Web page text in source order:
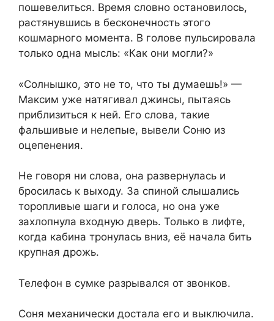
пошевелиться. Время словно остановилось,
растянувшись в бесконечность этого
кошмарного момента. В голове пульсировала
только одна мысль: «Как они могли?»
«Солнышко, это не то, что ты думаешь!» —
Максим уже натягивал джинсы, пытаясь
приблизиться к ней. Его слова, такие
фальшивые и нелепые, вывели Соню из
оцепенения.
Не говоря ни слова, она развернулась и
бросилась к выходу. За спиной слышались
торопливые шаги и голоса, но она уже
захлопнула входную дверь. Только в лифте,
когда кабина тронулась вниз, её начала бить
крупная дрожь.
Телефон в сумке разрывался от звонков.
Соня механически достала его и выключила.